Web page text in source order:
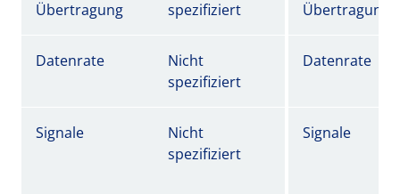
Übertragung
spezifiziert
Übertragung
Datenrate
Nicht
spezifiziert
Datenrate
Signale
Nicht
spezifiziert
Signale